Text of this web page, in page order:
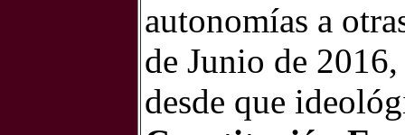
autonomías a
de Junio de
desde que